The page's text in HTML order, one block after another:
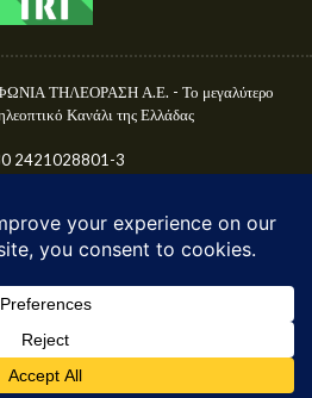
ΤΗΛΕΟΡΑΣΗ Α.Ε. - Το μεγαλύτερο
Κανάλι της Ελλάδας
2421028801-3
A.E. 2025